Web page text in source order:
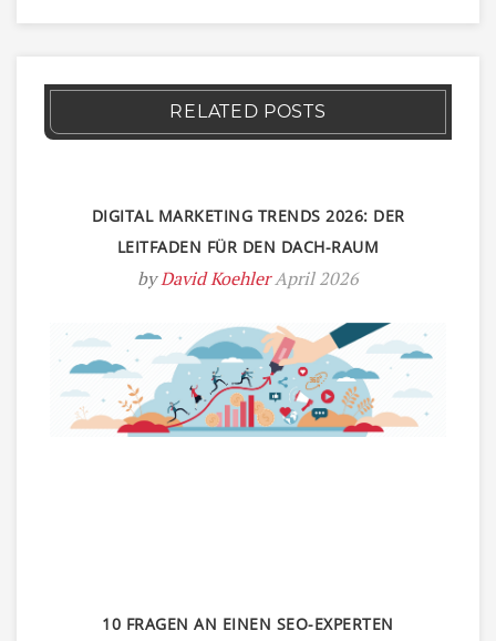
RELATED POSTS
DIGITAL MARKETING TRENDS 2026: DER
LEITFADEN FÜR DEN DACH-RAUM
byDavid KoehlerApril 2026
10 FRAGEN AN EINEN SEO-EXPERTEN